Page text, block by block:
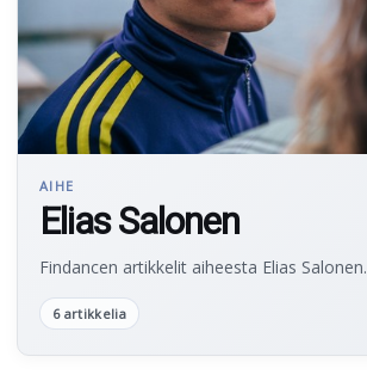
AIHE
Elias Salonen
Findancen artikkelit aiheesta Elias Salonen.
6 artikkelia